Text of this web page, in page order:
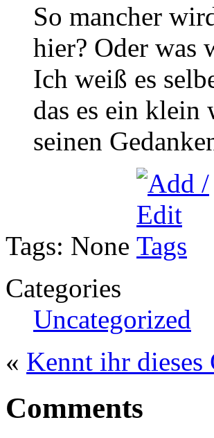
So mancher
hier? Oder was
Ich weiß es
das es ein
seinen
Tags: None
Categories
Uncategorized
« Kennt ihr dieses
Comments